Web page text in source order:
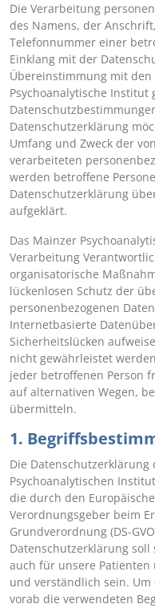
Die Verarbeitung
des Namens, der
Telefonnummer einer
Einklang mit der
Übereinstimmung mit
Psychoanalytische Institut
Datenschutzerklärung
Umfang und Zweck der
verarbeiteten
werden betroffene
Datenschutzerklärung
aufgeklärt.
Das Mainzer
Verarbeitung
organisatorische
lückenlosen Schutz der
personenbezogenen
Internetbasierte
Sicherheitslücken
nicht gewährleistet
jeder betroffenen Person
auf alternativen Wegen,
übermitteln.
1.
Die Datenschutzerklärung
Psychoanalytischen
die durch den
Verordnungsgeber beim
Grundverordnung (DS-
Datenschutzerklärung
auch für unsere
und verständlich sein.
vorab die verwendeten